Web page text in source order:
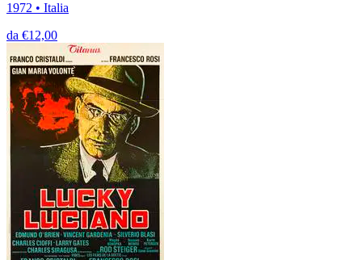
1972 • Italia
da €12,00